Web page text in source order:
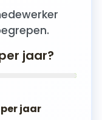
jaar?
jaar